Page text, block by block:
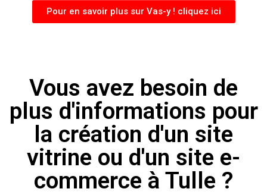
Pour en savoir plus sur Vas-y ! cliquez ici
Vous avez besoin de
plus d'informations pour
la création d'un site
vitrine ou d'un site e-
commerce à Tulle ?